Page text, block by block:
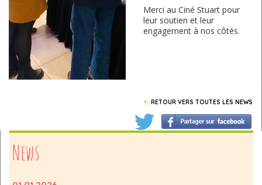
Merci au Ciné Stuart pour
leur soutien et leur
engagement à nos côtés.
<- RETOUR VERS TOUTES LES NEWS
News